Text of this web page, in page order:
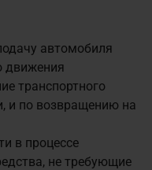
автомобиля
движения
транспортного
и по возвращению на
в процессе
не требующие